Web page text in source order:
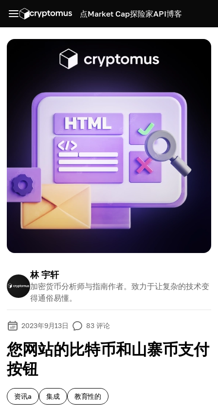
点Market Cap探险家API博客
林 宇轩
加密货币分析师与指南作者。致力于让复杂的技术变
得通俗易懂。
2023年9月13日 83 评论
您网站的比特币和山寨币支付
按钮
资讯a 集成 教育性的